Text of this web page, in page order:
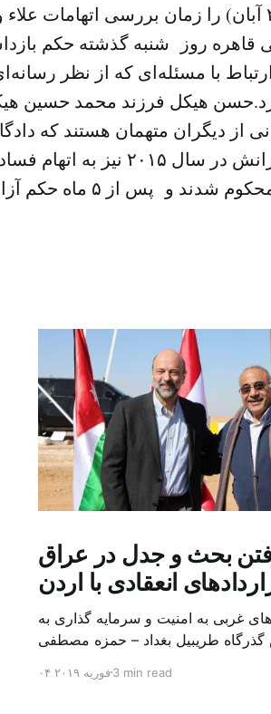
موافقت و بیستم نوامبر آینده (۲۹ آبان) را زمان بررسی
قاهره روز شنبه گذشته حکم
با مسئله‌ای که از نظر
هیکل فرزند محمد حسین
از دیگران متهمان هستند که
بحث و جدل در عراق
انعقادی با اردن
غربی به امنیت و سرمایه گذاری به
گذرگاه طریبیل بغداد – حمزه مصطفی
عادل عبد المهدی نخست وزیر عراق و
۰۴ فوریه ۲۰۱۹3 min read